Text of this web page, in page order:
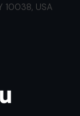
10038, USA